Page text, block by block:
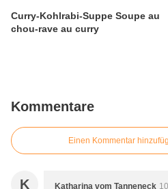
Curry-Kohlrabi-Suppe Soupe au
chou-rave au curry
Kommentare
Einen Kommentar
K Katharina vom Tanneneck